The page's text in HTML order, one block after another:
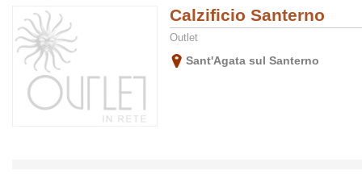
Calzificio Santerno
Outlet
Sant'Agata sul Santerno